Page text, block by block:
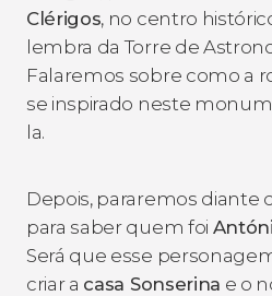
Clérigos, no centro
lembra da Torre de
Falaremos sobre como a
se inspirado neste
la.
Depois, pararemos diante
para saber quem foi
Será que esse
criar a casa Sonserina e o